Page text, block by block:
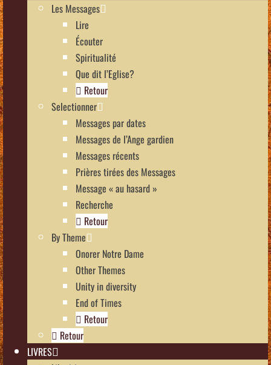
Les Messages
Lire
Écouter
Spiritualité
Que dit l’Eglise?
Retour
Selectionner
Messages par dates
Messages de l’Ange gardien
Messages récents
Prières tirées des Messages
Message « au hasard »
Recherche
Retour
By Theme
Onorer Notre Dame
Other Themes
Unity in diversity
End of Times
Retour
Retour
LIVRES